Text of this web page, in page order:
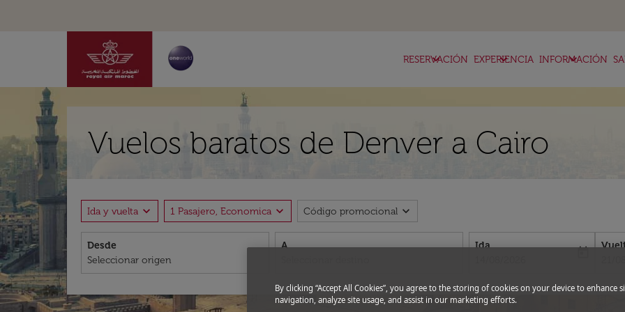
RESERVACIÓN
keyboard_arrow_down EXPERIENCIA
keyboard_arrow_down INFORMACIÓN
keyboard_arrow_down
Vuelos baratos de Denver a Cairo
Ida y vuelta expand_more 1 Pasajero, Economica expand_more Código promocional expand_more
Desde A
Ida
fc-
By clicking “Accept All Cookies”, you agree to the storing of cookies on your device to enhance
navigation, analyze site usage, and assist in our marketing efforts.